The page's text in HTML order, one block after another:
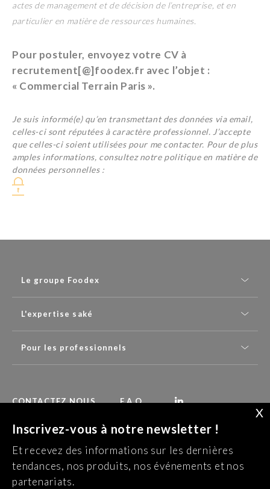
actes de management et de décision de l’entreprise, et en
particulier en matière de ressources humaines.
Pour postuler, envoyez votre CV à
recrutement[@]foodex.fr avec l’objet :
« Commercial Terrain Paris ».
Je suis informé(e) qu’en transmettant des données via email,
celles-ci sont réputées à caractère professionnel. J’accepte
que celles-ci soient utilisées pour me contacter. Pour de plus
amples informations, consultez notre politique en matière de
données personnelles :
Le groupe Foodex
L'expertise saké
Pour les professionnels
S’INSCRIRE À LA NEWSLETTER
CONTACTEZ NOUS F.A.Q.
X
Inscrivez-vous à notre newsletter !
Et recevez des informations sur les dernières
tendances, nos produits, nos événements et nos
partenariats.